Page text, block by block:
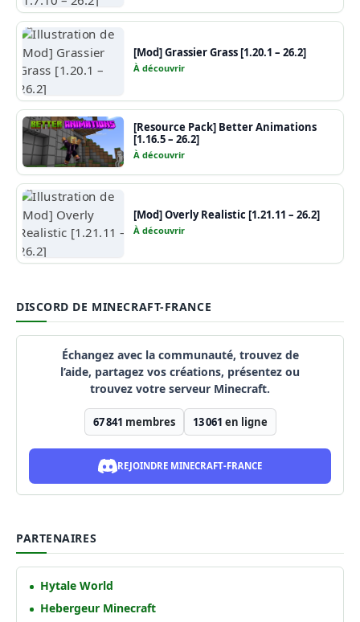
[Mod] Grassier Grass [1.20.1 – 26.2]
À découvrir
[Resource Pack] Better Animations
[1.16.5 – 26.2]
À découvrir
[Mod] Overly Realistic [1.21.11 – 26.2]
À découvrir
DISCORD DE MINECRAFT-FRANCE
Échangez avec la communauté, trouvez de
l’aide, partagez vos créations, présentez ou
trouvez votre serveur Minecraft.
67 841 membres 13 061 en ligne
REJOINDRE MINECRAFT-FRANCE
PARTENAIRES
Hytale World
Hebergeur Minecraft